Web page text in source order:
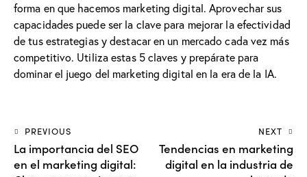
forma en que hacemos marketing digital. Aprovechar sus
capacidades puede ser la clave para mejorar la efectividad
de tus estrategias y destacar en un mercado cada vez más
competitivo. Utiliza estas 5 claves y prepárate para
dominar el juego del marketing digital en la era de la IA.
PREVIOUS
La importancia del SEO
en el marketing digital:
NEXT
Tendencias en marketing
digital en la industria de